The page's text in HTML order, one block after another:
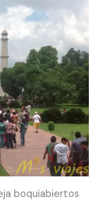
boquiabiertos